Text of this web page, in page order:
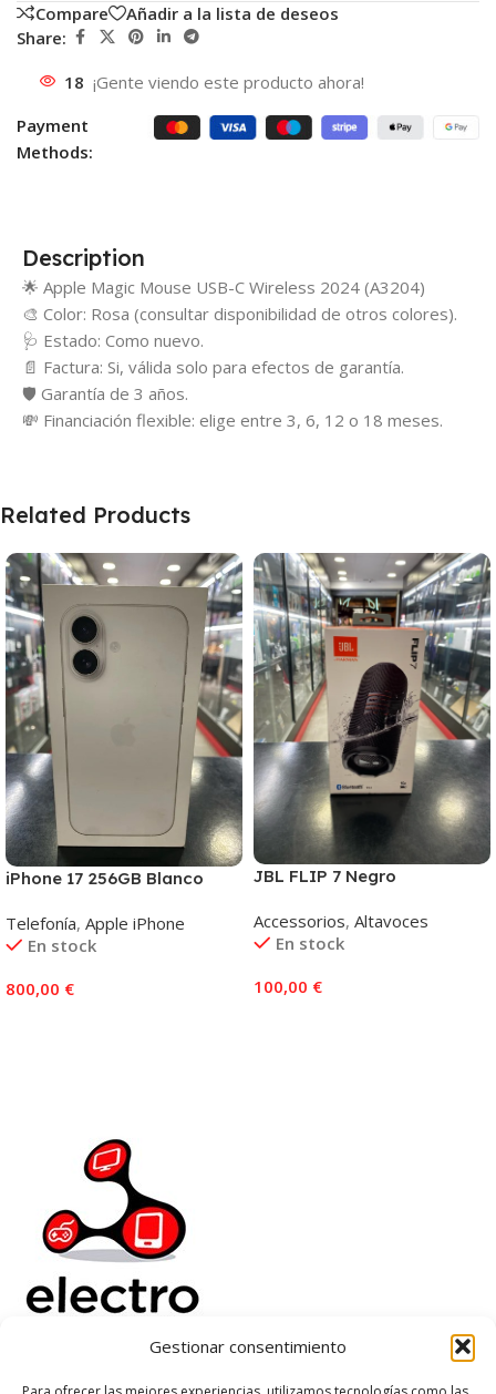
Gestionar consentimiento
Compare
Añadir a la lista de deseos
Share:
18 ¡Gente viendo este producto ahora!
Payment
Methods:
Description
🌟 Apple Magic Mouse USB-C Wireless 2024 (A3204)
🎨 Color: Rosa (consultar disponibilidad de otros colores).
🩺 Estado: Como nuevo.
📄 Factura: Si, válida solo para efectos de garantía.
🛡️ Garantía de 3 años.
💸 Financiación flexible: elige entre 3, 6, 12 o 18 meses.
Related Products
iPhone 17 256GB Blanco
Telefonía, Apple iPhone
En stock
800,00 €
JBL FLIP 7 Negro
Accessorios, Altavoces
En stock
100,00 €
Electrorenover